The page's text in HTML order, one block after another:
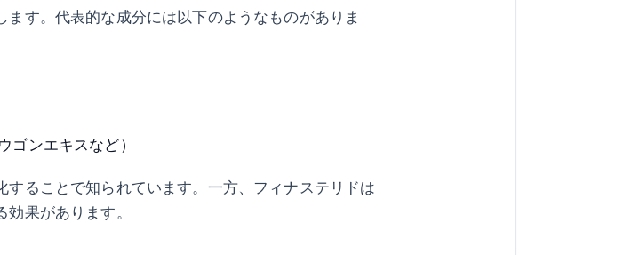
す。代表的な成分には以下のようなものがありま
ゴンエキスなど）
ることで知られています。一方、フィナステリドは
果があります。